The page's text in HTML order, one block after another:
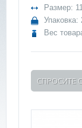
Размер:
Упаковка:
Вес
СПРОСИТЕ